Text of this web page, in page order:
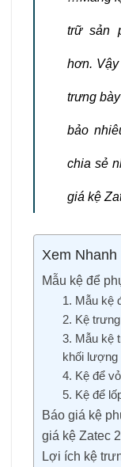
trữ sản
hơn.
trưng
bảo
chia sẻ
giá kệ
Xem Nhanh
Mẫu kệ để
1. Mẫu kệ
2. Kệ
3. Mẫu kệ
khối lượng
4. Kệ để
5. Kệ để
Báo giá kệ
giá kệ Zatec
Lợi ích kệ